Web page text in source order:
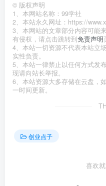
© 版权声明
1、本网站名称：99学社
2、本站永久网址：https://
3、本网站的文章部分内容可能
有侵权，请点击跳转到免责声明
4、本站一切资源不代表本站立
实性负责。
5、本站一律禁止以任何方式发
现请向站长举报。
6、本站资源大多存储在云盘，
一时间更新。
创业点子
喜欢